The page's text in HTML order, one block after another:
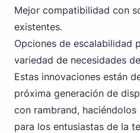
Mejor compatibilidad con
existentes.
Opciones de escalabilidad
variedad de necesidades
Estas innovaciones están
próxima generación de
con rambrand,
para los entusiastas de la